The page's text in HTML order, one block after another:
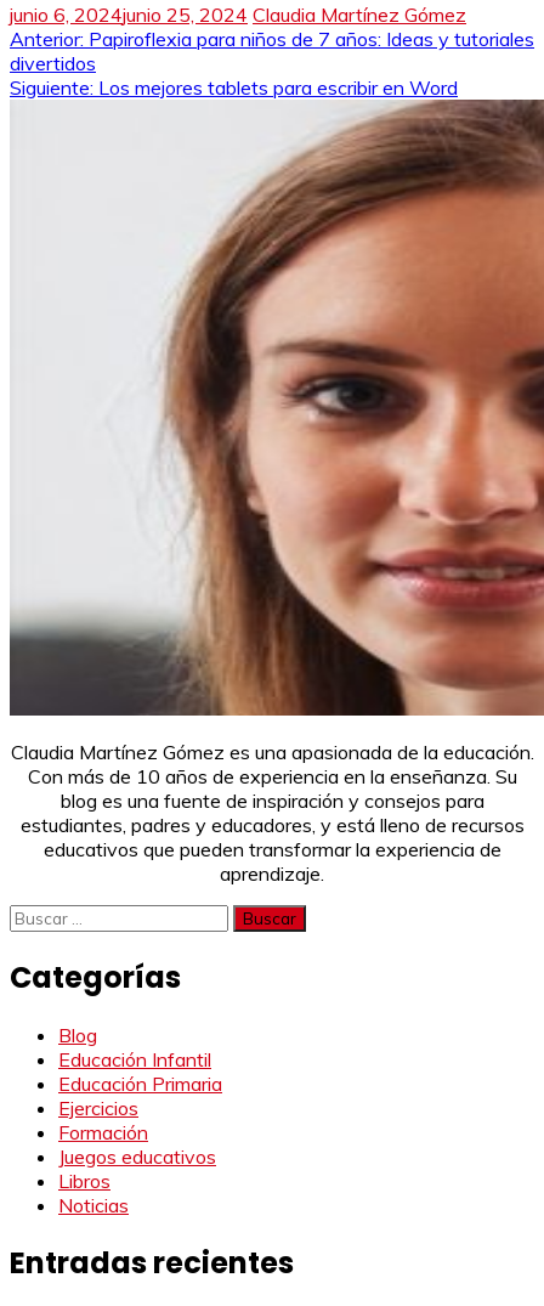
junio 6, 2024junio 25, 2024 Claudia Martínez Gómez
Navegación
de
Anterior: Papiroflexia para niños de 7 años: Ideas y tutoriales
divertidos
Siguiente: Los mejores tablets para escribir en Word
Claudia Martínez Gómez es una apasionada de la educación.
Con más de 10 años de experiencia en la enseñanza. Su
blog es una fuente de inspiración y consejos para
estudiantes, padres y educadores, y está lleno de recursos
educativos que pueden transformar la experiencia de
aprendizaje.
Buscar:
Categorías
Blog
Educación Infantil
Educación Primaria
Ejercicios
Formación
Juegos educativos
Libros
Noticias
Entradas recientes